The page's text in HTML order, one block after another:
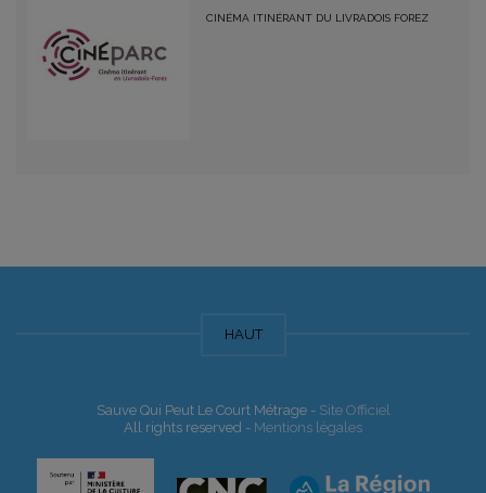
CINÉMA ITINÉRANT DU LIVRADOIS FOREZ
HAUT
Sauve Qui Peut Le Court Métrage - Site Officiel
All rights reserved - Mentions légales